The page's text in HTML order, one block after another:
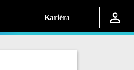
Kariéra